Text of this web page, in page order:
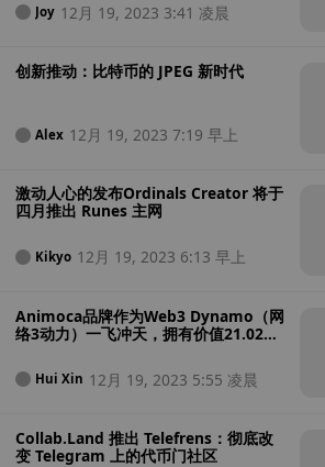
Joy 12月 19, 2023 3:41 凌晨
创新推动：比特币的 JPEG 新时代
Alex 12月 19, 2023 7:19 早上
激动人心的发布Ordinals Creator 将于
四月推出 Runes 主网
Kikyo 12月 19, 2023 6:13 早上
Animoca品牌作为Web3 Dynamo（网
络3动力）一飞冲天，拥有价值21.02亿
Hui Xin 12月 19, 2023 5:55 凌晨
Collab.Land 推出 Telefrens：彻底改
变 Telegram 上的代币门社区